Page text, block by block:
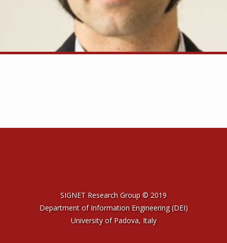
SIGNET Research Group © 2019
Department of Information Engineering (DEI)
University of Padova, Italy